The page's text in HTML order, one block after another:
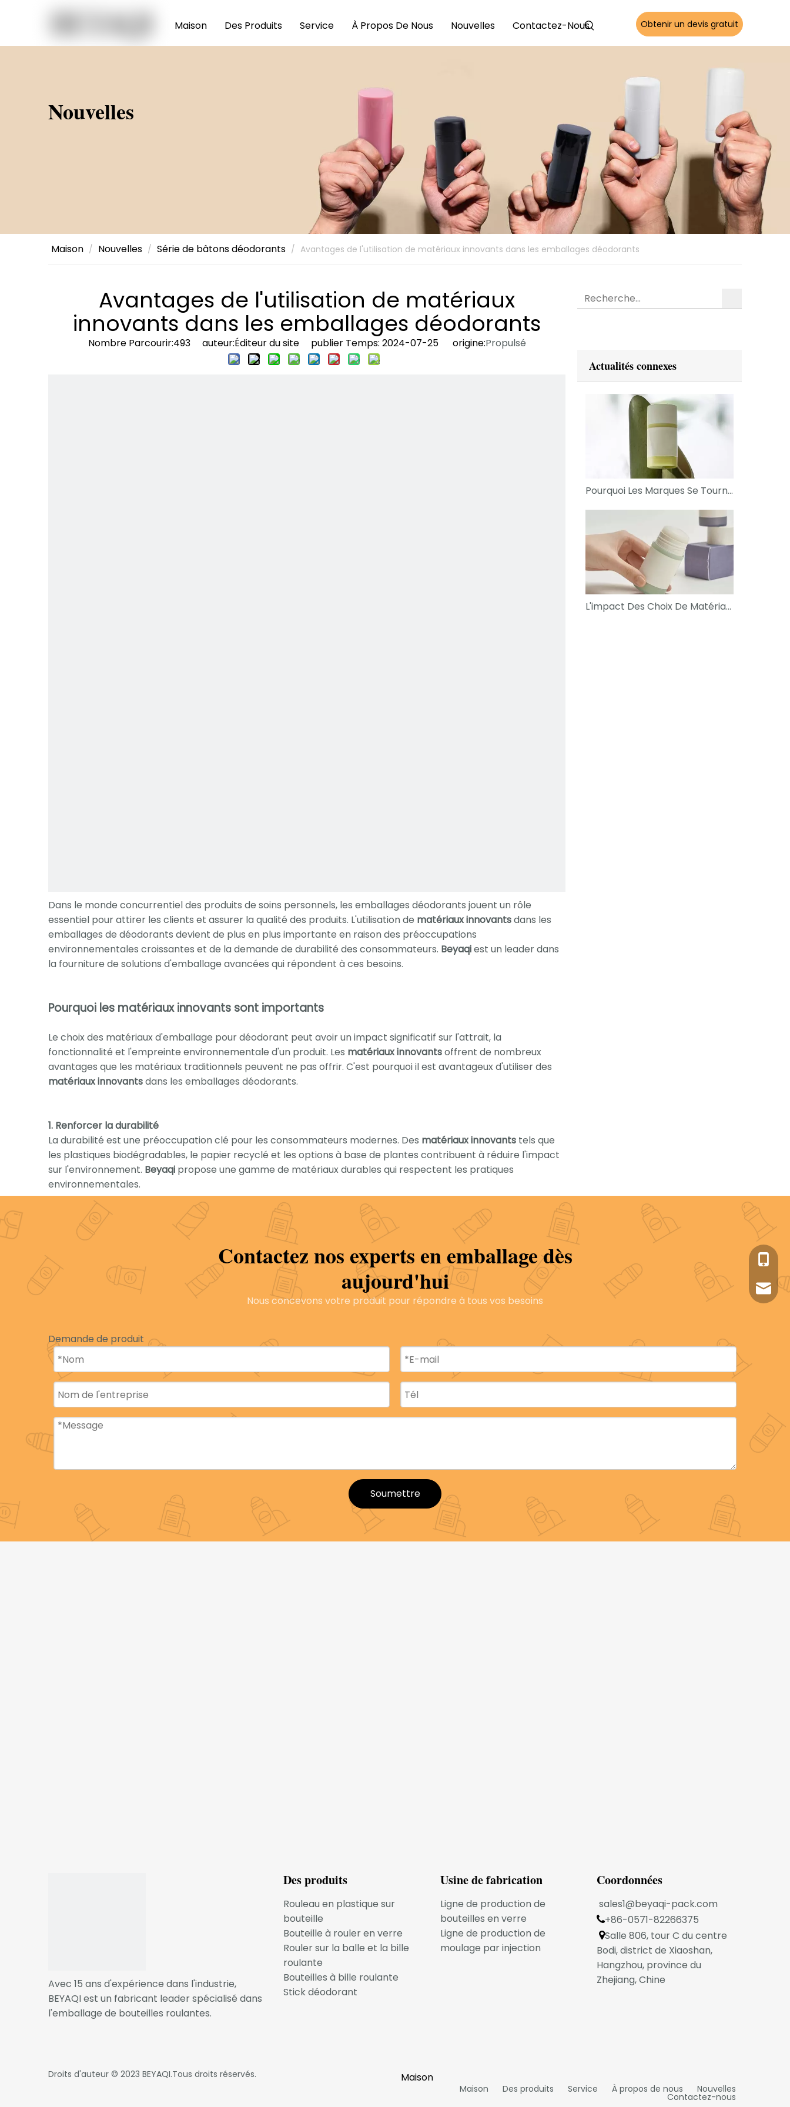
Maison Des Produits Service À Propos De Nous Nouvelles Contactez-Nous Obtenir un devis gratuit
Nouvelles
Maison / Nouvelles / Série de bâtons déodorants / Avantages de l'utilisation de matériaux innovants dans les emballages déodorants
Avantages de l'utilisation de matériaux
innovants dans les emballages déodorants
Nombre Parcourir:493auteur:Éditeur du site publier Temps: 2024-07-25 origine:Propulsé
Dans le monde concurrentiel des produits de soins personnels, les emballages déodorants jouent un rôle
essentiel pour attirer les clients et assurer la qualité des produits. L'utilisation de matériaux innovantsdans les
emballages de déodorants devient de plus en plus importante en raison des préoccupations
environnementales croissantes et de la demande de durabilité des consommateurs. Beyaqiest un leader dans
la fourniture de solutions d'emballage avancées qui répondent à ces besoins.
Pourquoi les matériaux innovants sont importants
Le choix des matériaux d'emballage pour déodorant peut avoir un impact significatif sur l'attrait, la
fonctionnalité et l'empreinte environnementale d'un produit. Les matériaux innovantsoffrent de nombreux
avantages que les matériaux traditionnels peuvent ne pas offrir. C'est pourquoi il est avantageux d'utiliser des
matériaux innovantsdans les emballages déodorants.
1. Renforcer la durabilité
La durabilité est une préoccupation clé pour les consommateurs modernes. Des matériaux innovants tels que
les plastiques biodégradables, le papier recyclé et les options à base de plantes contribuent à réduire l'impact
sur l'environnement. Beyaqi propose une gamme de matériaux durables qui respectent les pratiques
environnementales.
Avantages des matériaux durables:
Réduction de l’empreinte carbone: moins d’impact sur l’environnement que les plastiques traditionnels.
Attractivité des consommateurs: attirer des clients soucieux de l’environnement.
Image de marque: positionnez votre marque comme étant écologiquement responsable.
2. Améliorer la durabilité et la protection
offrent une résistance et une fiabilité accrues, garantissant
que le produit reste intact pendant le transport et l'utilisation.Beyaqis'assure que ses matériaux d'emballage
sont testés pour une durabilité maximale.
Avantages des matériaux durables:
Intégrité du produit: prévenir les dommages et préserver la qualité du produit.
Satisfaction client: moins de plaintes et de retours.
Économies de coûts: minimisez les déchets et réduisez les coûts de remplacement.
L'attrait visuel des emballages déodorants peut influencer les décisions d'achat des consommateurs. Les
matériaux innovants
permettent des designs créatifs et uniques pour que vos produits se démarquent sur les
étagères. L'équipe de conception de
utilise une variété de matériaux pour créer des emballages
accrocheurs et mémorables.
Les plastiques biodégradables se décomposent naturellement, réduisant ainsi leur impact sur l’environnement.
Ils sont un excellent choix pour les marques engagées dans le développement durable.
2. Papier recyclé
Le papier recyclé est une option écologique qui attire les consommateurs soucieux de l'environnement. Il offre
un aspect et une sensation naturels.
offrent une alternative durable aux plastiques traditionnels.
Actualités connexes
Pourquoi Les Marques Se Tournent Vers Des Matériaux De Bouteille Durables
L'impact Des Choix De Matériaux Sur La Durée De Conservation Des Déodorants
Contactez nos experts en emballage dès
aujourd'hui
Nous concevons votre produit pour répondre à tous vos besoins
Demande de produit
Soumettre
+86-
Avec 15 ans d'expérience dans l'industrie,
BEYAQI est un fabricant leader spécialisé dans
l'emballage de bouteilles roulantes.
Des produits
Rouleau en plastique sur
bouteille
Bouteille à rouler en verre
Rouler sur la balle et la bille
roulante
Bouteilles à bille roulante
Stick déodorant
Usine de fabrication
Ligne de production de
bouteilles en verre
Ligne de production de
moulage par injection
Coordonnées
sales1@beyaqi-pack.com
+86-0571-82266375
Salle 806, tour C du centre
Bodi, district de Xiaoshan,
Hangzhou, province du
Zhejiang, Chine
Droits d'auteur © 2023 BEYAQI.Tous droits réservés. Maison
Maison Des produits Service À propos de nous Nouvelles
Contactez-nous